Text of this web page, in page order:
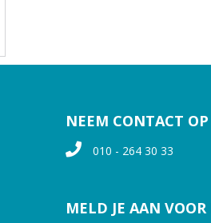
NEEM CONTACT OP
010 - 264 30 33
MELD JE AAN